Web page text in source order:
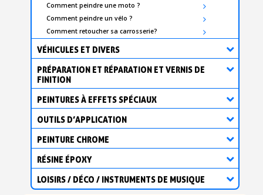
Comment peindre une moto ?
Comment peindre un vélo ?
Comment retoucher sa carrosserie?
VÉHICULES ET DIVERS
PRÉPARATION ET RÉPARATION ET VERNIS DE
FINITION
PEINTURES À EFFETS SPÉCIAUX
OUTILS D’APPLICATION
PEINTURE CHROME
RÉSINE ÉPOXY
LOISIRS / DÉCO / INSTRUMENTS DE MUSIQUE